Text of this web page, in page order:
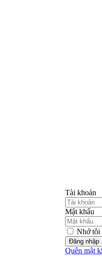
Tài khoản
Mật khẩu
Nhớ tôi
Đăng nhập
Quên mật